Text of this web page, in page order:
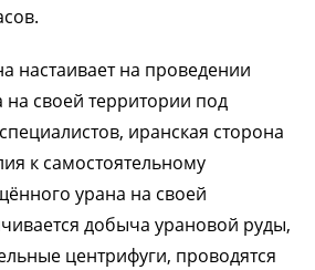
настаивает на проведении
своей территории под
иранская сторона
к самостоятельному
урана на своей
добыча урановой руды,
центрифуги, проводятся